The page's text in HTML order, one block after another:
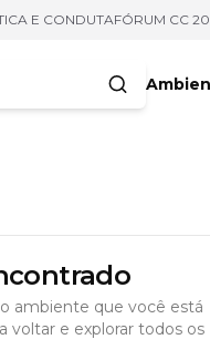
E CONDUTAFÓRUM CC
ambiente que você está
voltar e explorar todos os